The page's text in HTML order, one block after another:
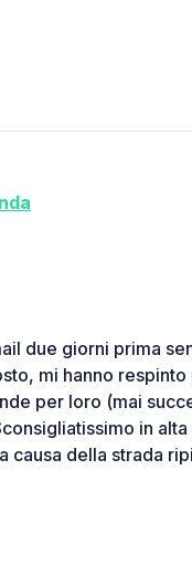
due giorni prima
mi hanno
per loro (mai
in
causa della strada